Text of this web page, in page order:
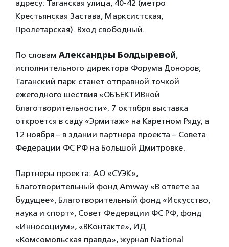
адресу: Таганская улица, 40-42 (метро
Крестьянская Застава, Марксистская,
Пролетарская). Вход свободный.
По словам Александры Болдыревой,
исполнительного директора Форума Доноров,
Таганский парк станет отправной точкой
ежегодного шествия «ОБЪЕКТИВной
благотворительности». 7 октября выставка
откроется в саду «Эрмитаж» на Каретном Ряду, а
12 ноября – в здании партнера проекта – Совета
Федерации ФС РФ на Большой Дмитровке.
Партнеры проекта: АО «СУЭК»,
Благотворительный фонд Amway «В ответе за
будущее», Благотворительный фонд «Искусство,
наука и спорт», Совет Федерации ФС РФ, фонд
«Инносоциум», «ВКонтакте», ИД
«Комсомольская правда», журнал National